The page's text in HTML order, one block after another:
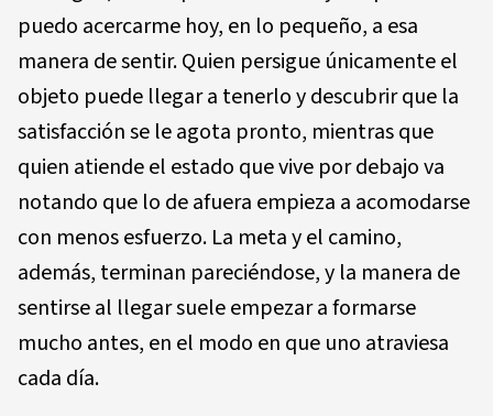
puedo acercarme hoy, en lo pequeño, a esa
manera de sentir. Quien persigue únicamente el
objeto puede llegar a tenerlo y descubrir que la
satisfacción se le agota pronto, mientras que
quien atiende el estado que vive por debajo va
notando que lo de afuera empieza a acomodarse
con menos esfuerzo. La meta y el camino,
además, terminan pareciéndose, y la manera de
sentirse al llegar suele empezar a formarse
mucho antes, en el modo en que uno atraviesa
cada día.